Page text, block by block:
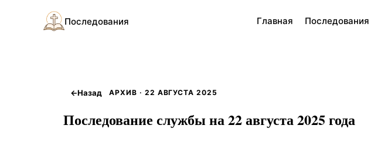
Последования Главная Последования
←Назад АРХИВ · 22 АВГУСТА 2025
Последование службы на 22 августа 2025 года